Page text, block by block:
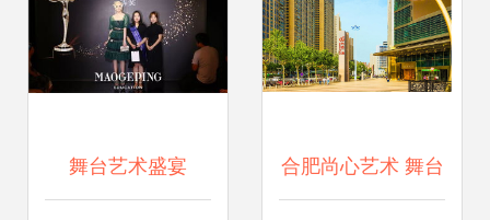
舞台艺术盛宴 合肥尚心艺术 舞台